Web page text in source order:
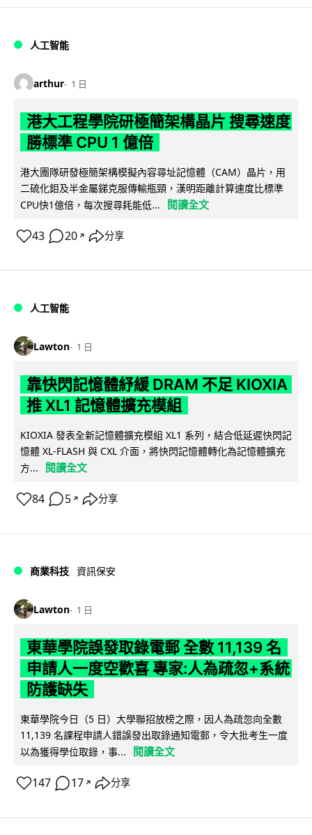
人工智能
arthur 1 日
港大工程學院研極簡架構晶片 搜尋速度
勝標準 CPU 1 億倍
港大團隊研發極簡架構模擬內容尋址記憶體（CAM）晶片，用
二硫化鉬及半金屬銻克服傳輸瓶頸，漢明距離計算速度比標準
CPU快1億倍，每次搜尋耗能低...
閱讀全文
43 20 ↗ 分享
人工智能
Lawton 1 日
靠快閃記憶體紓緩 DRAM 不足 KIOXIA
推 XL1 記憶體擴充模組
KIOXIA 發表全新記憶體擴充模組 XL1 系列，結合低延遲快閃記
憶體 XL-FLASH 與 CXL 介面，將快閃記憶體轉化為記憶體擴充
方...
閱讀全文
84 5 ↗ 分享
商業科技 資訊保安
Lawton 1 日
東華學院誤發取錄電郵 全數 11,139 名
申請人一度空歡喜 專家:人為疏忽+系統
防護缺失
東華學院今日（5 日）大學聯招放榜之際，因人為疏忽向全數
11,139 名課程申請人錯誤發出取錄通知電郵，令大批考生一度
以為獲得學位取錄，事...
閱讀全文
147 17 ↗ 分享